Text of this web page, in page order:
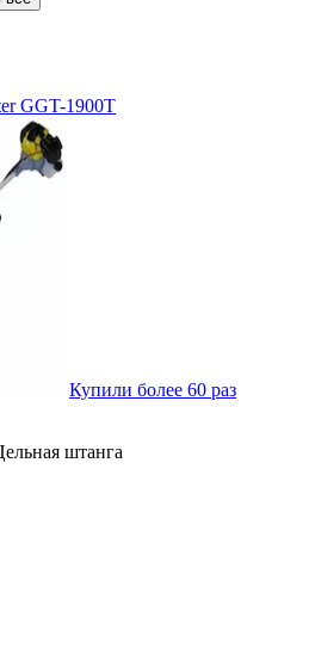
GGT-1900T
Купили более 60 раз
штанга